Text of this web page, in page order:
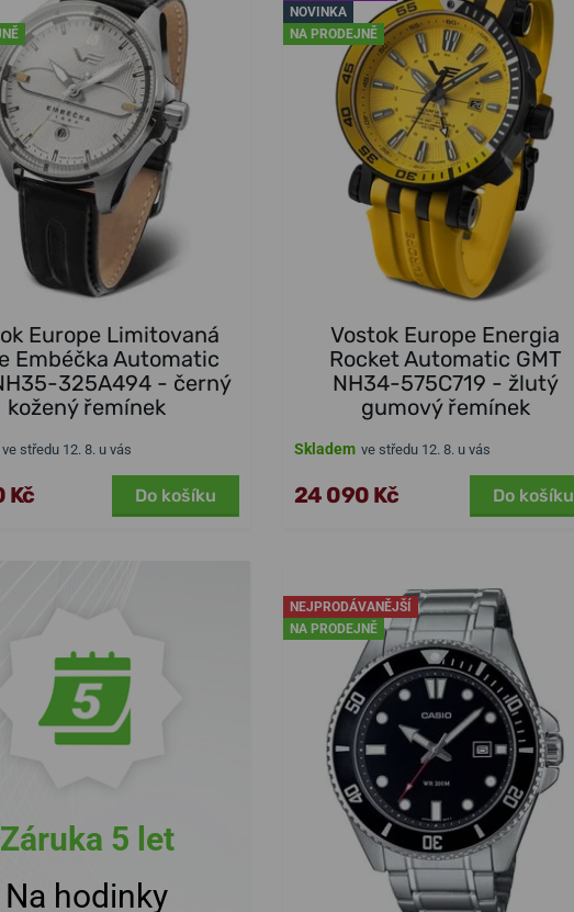
Europe Limitovaná
Embéčka Automatic
325A494 - černý
kožený řemínek
ve středu 12. 8. u vás
Kč Do košíku
NOVINKA
NA PRODEJNĚ
Vostok Europe Energia
Rocket Automatic GMT
NH34-575C719 - žlutý
gumový řemínek
Skladem ve středu 12. 8. u vás
24 090 Kč Do košíku
Záruka 5 let
Na hodinky
NEJPRODÁVANĚJŠÍ
NA PRODEJNĚ